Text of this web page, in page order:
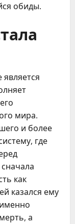
обиды.
мира.
и более
где
как
казался ему
а